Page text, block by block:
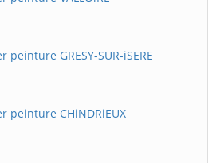
GRESY-SUR-iSERE
peinture CHiNDRiEUX